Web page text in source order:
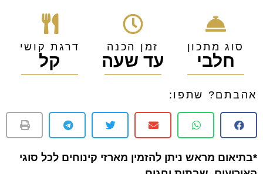
סוג מתכון
חלבי
זמן הכנה
עד שעה
דרגת קושי
קל
אהבתם? שתפו:
*בתיאום מראש ניתן להזמין מארזי קינוחים לכל סוגי